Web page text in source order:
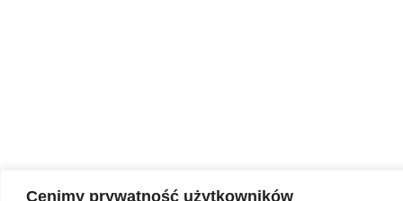
Cenimy prywatność użytkowników